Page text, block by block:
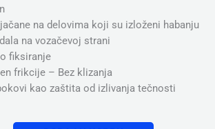
na delovima koji su izloženi habanju
na vozačevoj strani
fiksiranje
frikcije – Bez klizanja
kao zaštita od izlivanja tečnosti